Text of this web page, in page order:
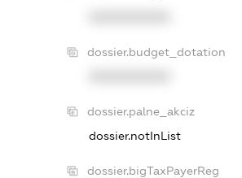
dossier.budget_dotation
dossier.palne_akciz
dossier.notInList
dossier.bigTaxPayerReg